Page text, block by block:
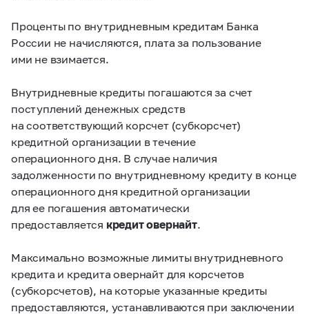
Проценты по внутридневным кредитам Банка
России не начисляются, плата за пользование
ими не взимается.
Внутридневные кредиты погашаются за счет
поступлений денежных средств
на соответствующий корсчет (субкорсчет)
кредитной организации в течение
операционного дня. В случае наличия
задолженности по внутридневному кредиту в конце
операционного дня кредитной организации
для ее погашения автоматически
предоставляется кредит овернайт.
Максимально возможные лимиты внутридневного
кредита и кредита овернайт для корсчетов
(субкорсчетов), на которые указанные кредиты
предоставляются, устанавливаются при заключении